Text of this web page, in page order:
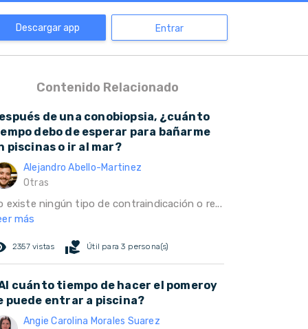
Descargar app Entrar
Contenido Relacionado
de una conobiopsia, ¿cuánto
debo de esperar para bañarme
piscinas o ir al mar?
Alejandro Abello-Martinez
Otras
existe ningún tipo de contraindicación o re...
más
2357 vistas volunteer_activism Útil para 3 persona(s)
cuánto tiempo de hacer el pomeroy
puede entrar a piscina?
Angie Carolina Morales Suarez